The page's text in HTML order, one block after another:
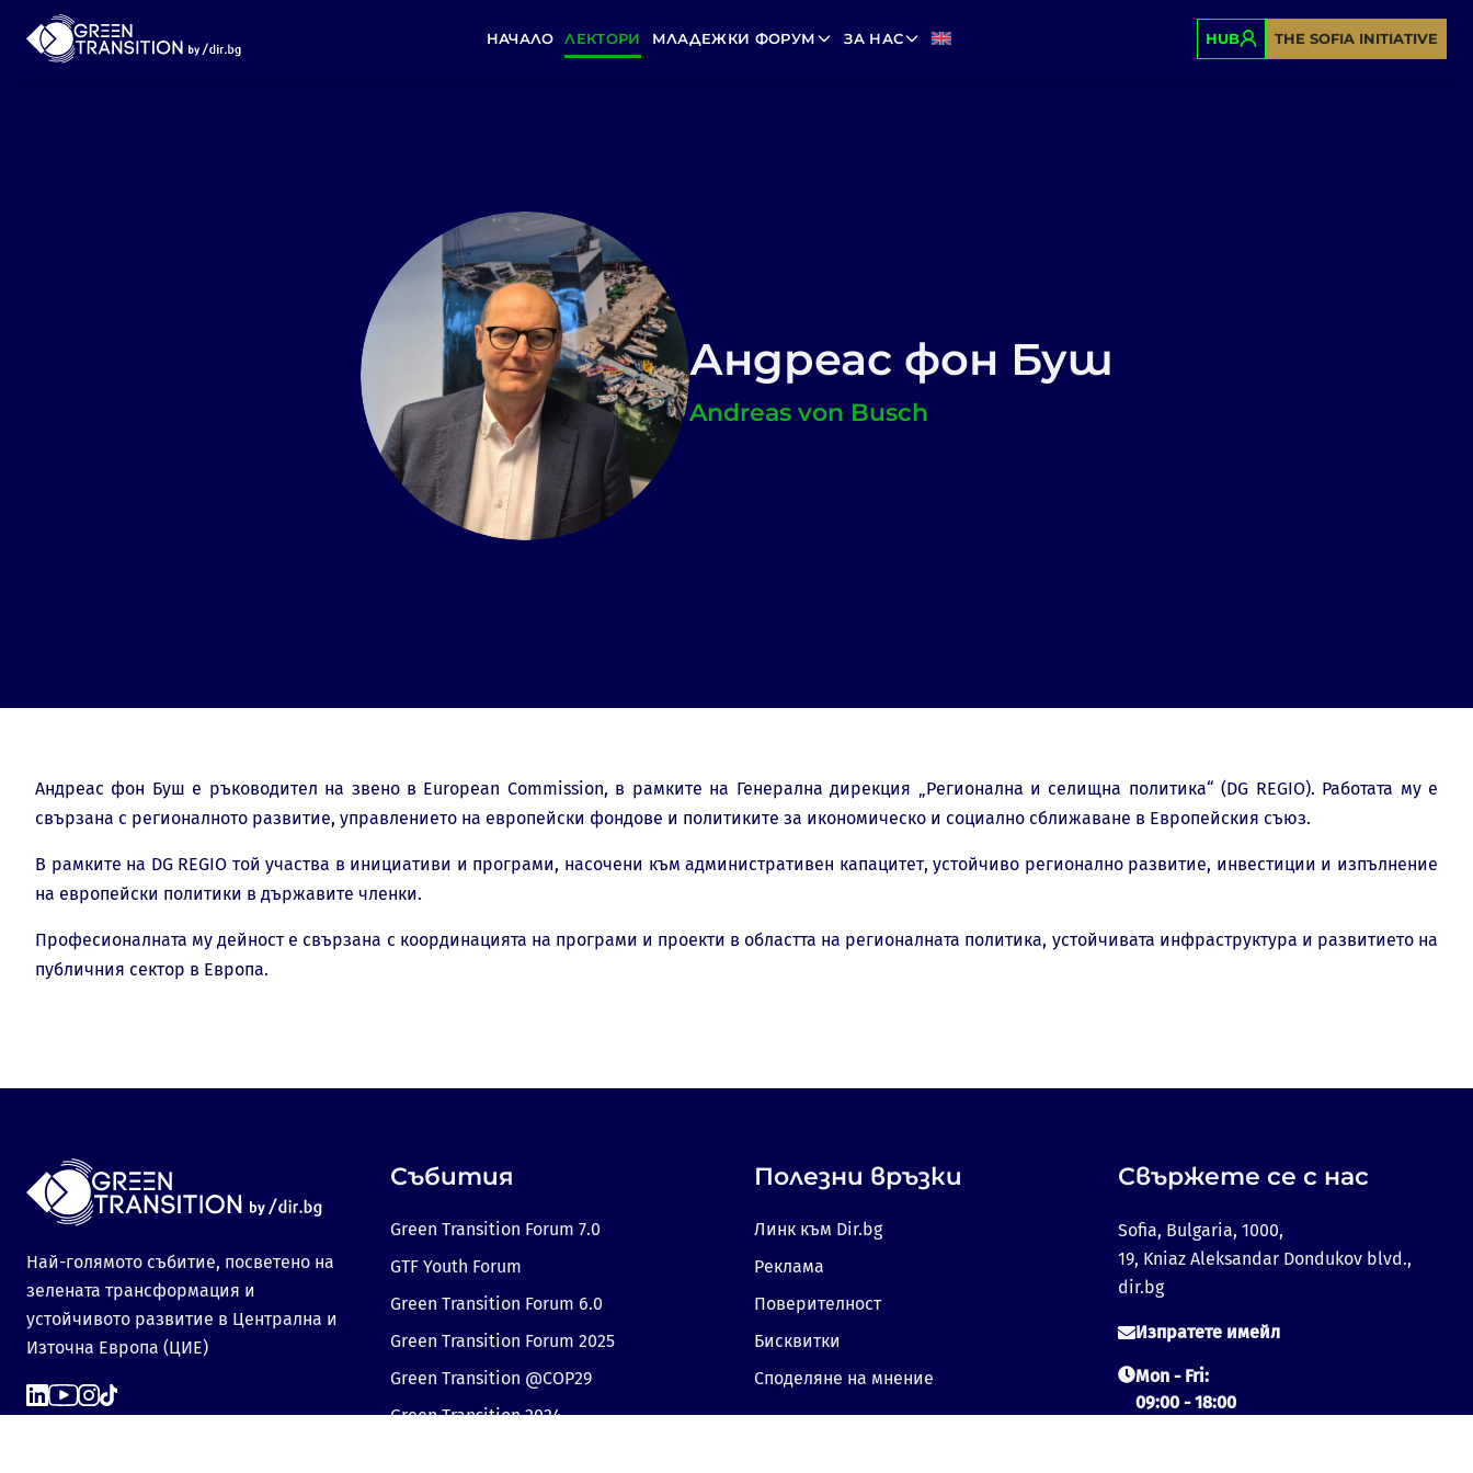
НАЧАЛО ЛЕКТОРИ МЛАДЕЖКИ ФОРУМ ЗА НАС HUB THE SOFIA INITIATIVE
Андреас фон Буш
Andreas von Busch
Андреас фон Буш е ръководител на звено в European Commission, в рамките на Генерална дирекция „Регионална и селищна политика“ (DG REGIO). Работата му е
свързана с регионалното развитие, управлението на европейски фондове и политиките за икономическо и социално сближаване в Европейския съюз.
В рамките на DG REGIO той участва в инициативи и програми, насочени към административен капацитет, устойчиво регионално развитие, инвестиции и изпълнение
на европейски политики в държавите членки.
Професионалната му дейност е свързана с координацията на програми и проекти в областта на регионалната политика, устойчивата инфраструктура и развитието на
публичния сектор в Европа.
Най-голямото събитие, посветено на
зелената трансформация и
устойчивото развитие в Централна и
Източна Европа (ЦИЕ)
Събития
Green Transition Forum 7.0
GTF Youth Forum
Green Transition Forum 6.0
Green Transition Forum 2025
Green Transition @COP29
Green Transition 2024
Полезни връзки
Линк към Dir.bg
Реклама
Поверителност
Бисквитки
Споделяне на мнение
Свържете се с нас
Sofia, Bulgaria, 1000,
19, Kniaz Aleksandar Dondukov blvd.,
dir.bg
Изпратете имейл
Mon - Fri:
09:00 - 18:00